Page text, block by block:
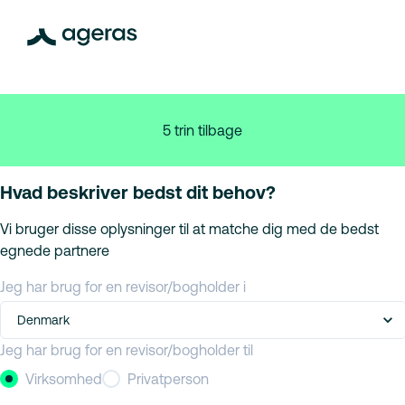
5 trin tilbage
Hvad beskriver bedst dit behov?
Vi bruger disse oplysninger til at matche dig med de bedst
egnede partnere
Jeg har brug for en revisor/bogholder i
Denmark
Jeg har brug for en revisor/bogholder til
Virksomhed
Privatperson